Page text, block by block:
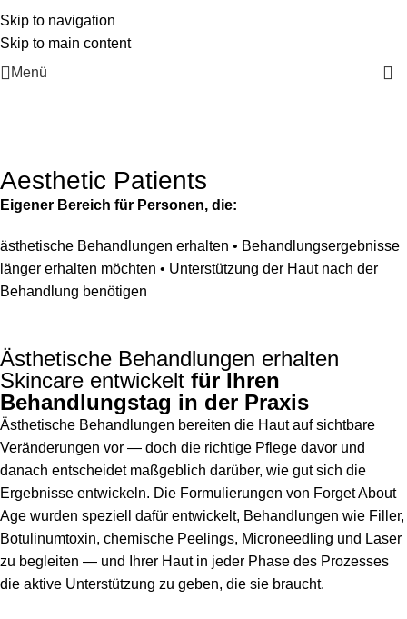
Skip to navigation
Skip to main content
Menü
Aesthetic Patients
Eigener Bereich für Personen, die:
ästhetische Behandlungen erhalten • Behandlungsergebnisse
länger erhalten möchten • Unterstützung der Haut nach der
Behandlung benötigen
Ästhetische Behandlungen erhalten
Skincare entwickelt für Ihren
Behandlungstag in der Praxis
Ästhetische Behandlungen bereiten die Haut auf sichtbare
Veränderungen vor — doch die richtige Pflege davor und
danach entscheidet maßgeblich darüber, wie gut sich die
Ergebnisse entwickeln. Die Formulierungen von Forget About
Age wurden speziell dafür entwickelt, Behandlungen wie Filler,
Botulinumtoxin, chemische Peelings, Microneedling und Laser
zu begleiten — und Ihrer Haut in jeder Phase des Prozesses
die aktive Unterstützung zu geben, die sie braucht.